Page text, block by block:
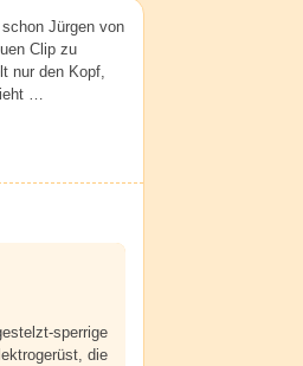
Jürgen von
Clip zu
nur den Kopf,
…
sperrige
die